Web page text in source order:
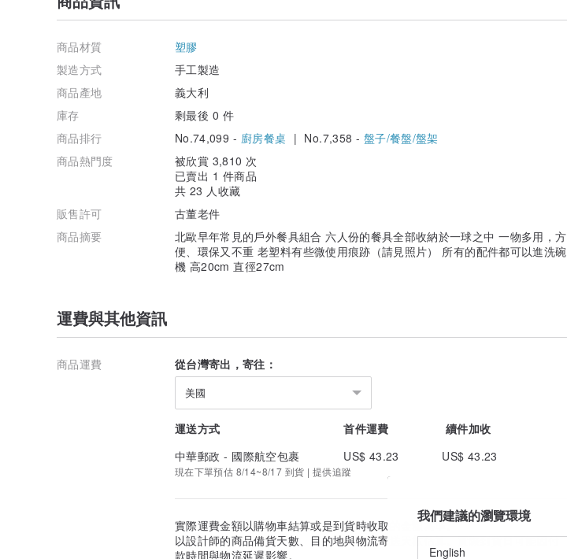
商品材質
塑膠
製造方式
手工製造
商品產地
義大利
庫存
剩最後 0 件
商品排行
No.74,099 - 廚房餐桌 | No.7,358 -盤子/餐盤/盤架
商品熱門度
被欣賞 3,810 次
已賣出 1 件商品
共 23 人收藏
販售許可
古董老件
商品摘要
北歐早年常見的戶外餐具組合 六人份的餐具全部收納於一球之中 一物多用，方
便、環保又不重 老塑料有些微使用痕跡（請見照片） 所有的配件都可以進洗碗
機 高20cm 直徑27cm
運費與其他資訊
商品運費 從台灣寄出，寄往：
美國
運送方式 首件運費
續件加收
中華郵政 - 國際航空包裹
US$ 43.23 US$ 43.23
現在下單預估 8/14~8/17 到貨 | 提供追蹤
實際運費金額以購物車結算或是到貨時收取的金額為準。
以設計師的商品備貨天數、目的地與物流寄送天數估算。實際到貨日可能因付
款時間與物流延遲影響。
我們建議的瀏覽環境